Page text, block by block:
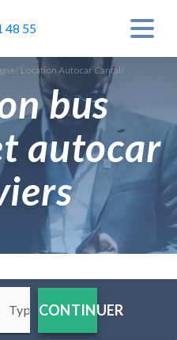
48 55
/ Location Autocar Cantal/
bus
autocar
CONTINUER